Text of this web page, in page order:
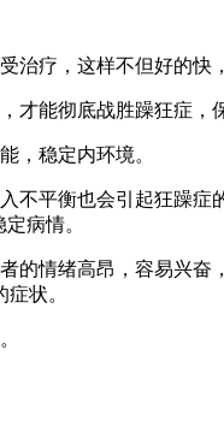
疗，这样不但好的快
能彻底战胜躁狂症，
稳定内环境。
衡也会引起狂躁症
病情。
情绪高昂，容易兴奋
状。